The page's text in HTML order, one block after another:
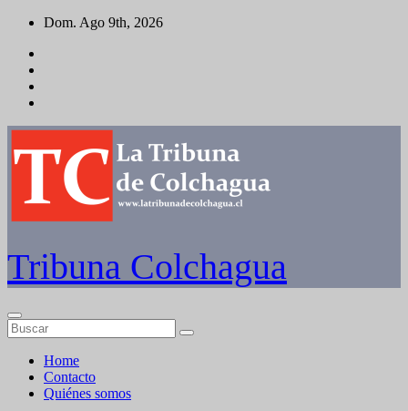
Saltar
contenido
Dom. Ago 9th, 2026
Tribuna Colchagua
Home
Contacto
Quiénes somos